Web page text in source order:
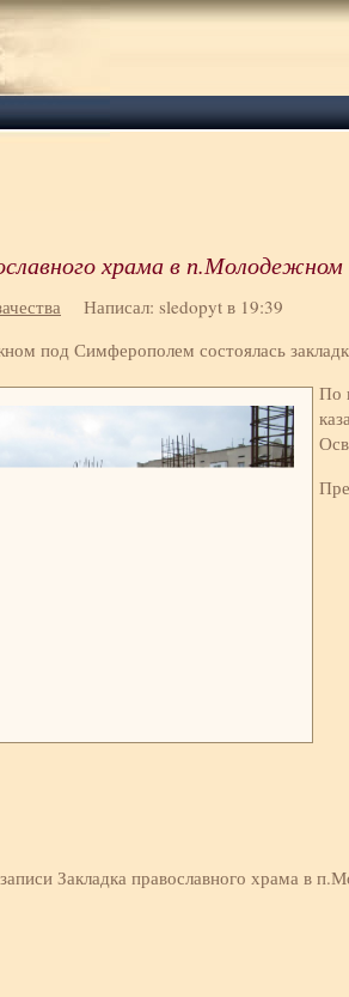
храма в п.Молодежном
Написал: sledopyt в 19:39
под Симферополем состоялась
По
Закладка православного храма в